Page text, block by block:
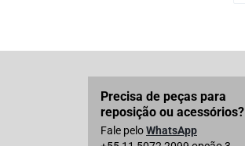
Precisa de peças para
reposição ou acessórios?
Fale peloWhatsApp